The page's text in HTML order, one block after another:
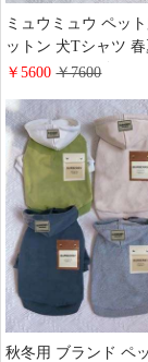
ミュウミュウ ペッ
ットン 犬Tシャツ
れ MiuMiu ロゴ ペッ
脱毛保護
￥5600￥7600
秋冬用 ブランド ペ